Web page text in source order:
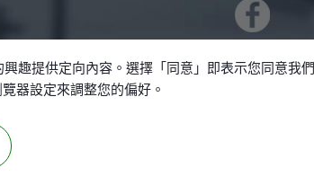
必究。
趣提供定向內容。選擇「同意」即表示您同意我們
器設定來調整您的偏好。